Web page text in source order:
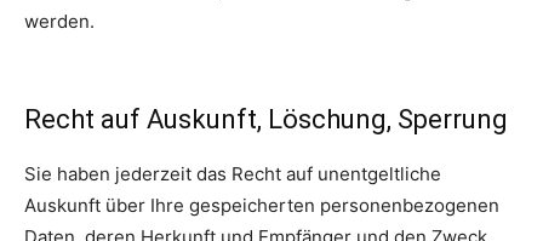
werden.
Recht auf Auskunft, Löschung, Sperrung
Sie haben jederzeit das Recht auf unentgeltliche
Auskunft über Ihre gespeicherten personenbezogenen